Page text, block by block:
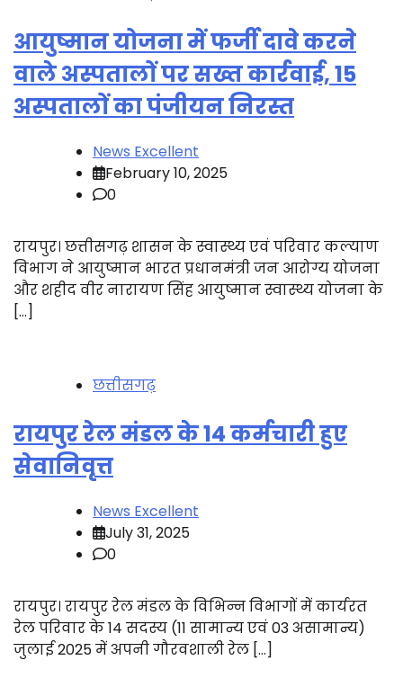
आयुष्मान योजना में फर्जी दावे करने
वाले अस्पतालों पर सख्त कार्रवाई, 15
अस्पतालों का पंजीयन निरस्त
News Excellent
February 10, 2025
0
रायपुर। छत्तीसगढ़ शासन के स्वास्थ्य एवं परिवार कल्याण
विभाग ने आयुष्मान भारत प्रधानमंत्री जन आरोग्य योजना
और शहीद वीर नारायण सिंह आयुष्मान स्वास्थ्य योजना के
[…]
छत्तीसगढ़
रायपुर रेल मंडल के 14 कर्मचारी हुए
सेवानिवृत्त
News Excellent
July 31, 2025
0
रायपुर। रायपुर रेल मंडल के विभिन्न विभागों में कार्यरत
रेल परिवार के 14 सदस्य (11 सामान्य एवं 03 असामान्य)
जुलाई 2025 में अपनी गौरवशाली रेल […]